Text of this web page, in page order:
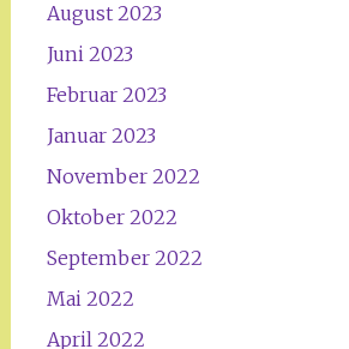
August 2023
Juni 2023
Februar 2023
Januar 2023
November 2022
Oktober 2022
September 2022
Mai 2022
April 2022